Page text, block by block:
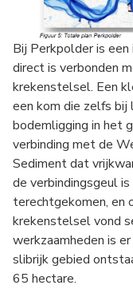
Bij Perkpolder is
direct is verbonden
krekenstelsel. Een
een kom die zelfs
bodemligging in het
verbinding met de
Sediment dat
de verbindingsgeul
terechtgekomen, en
krekenstelsel vond
werkzaamheden is
slibrijk gebied
65 hectare.